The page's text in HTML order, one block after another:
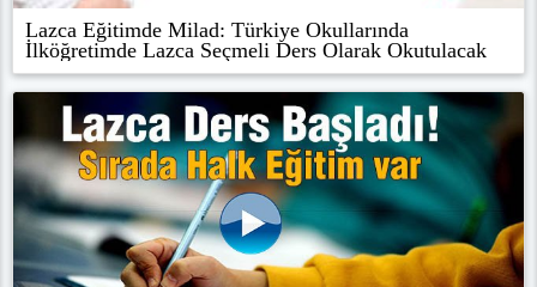
Lazca Eğitimde Milad: Türkiye Okullarında
İlköğretimde Lazca Seçmeli Ders Olarak Okutulacak